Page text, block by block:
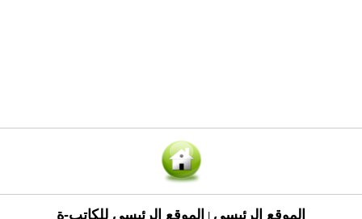
الموقع الرئيسي الموقع الرئيسي للكاتب-ة